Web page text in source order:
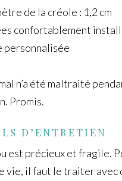
de la créole : 1,2 cm
confortablement
personnalisée
n’a été maltraité
Promis.
D’ENTRETIEN
est précieux et fragile.
vie, il faut le traiter avec